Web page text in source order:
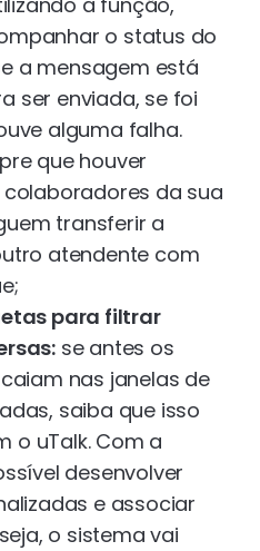
o status do
a mensagem está
ser enviada, se foi
alguma falha.
que houver
da sua
transferir a
atendente com
para filtrar
se antes os
nas janelas de
saiba que isso
o uTalk. Com a
desenvolver
e associar
o sistema vai